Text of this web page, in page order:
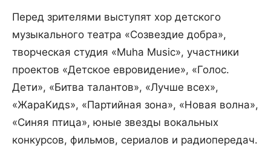
Перед зрителями выступят хор детского
музыкального театра «Созвездие добра»,
творческая студия «Muha Music», участники
проектов «Детское евровидение», «Голос.
Дети», «Битва талантов», «Лучше всех»,
«ЖараKидs», «Партийная зона», «Новая волна»,
«Синяя птица», юные звезды вокальных
конкурсов, фильмов, сериалов и радиопередач.